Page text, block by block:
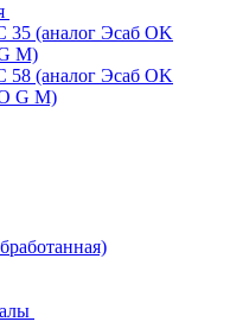
35 (аналог Эсаб OK
M)
58 (аналог Эсаб OK
G M)